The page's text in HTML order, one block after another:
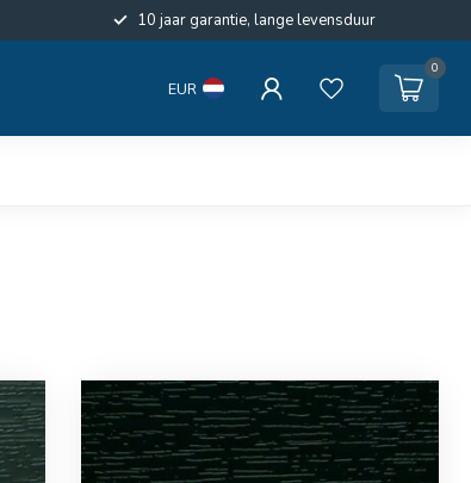
10 jaar garantie, lange levensduur
EUR
0